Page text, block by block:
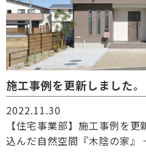
施工事例を更新しました。
2022.11.30
【住宅事業部】施工事例を
込んだ自然空間『木陰の家